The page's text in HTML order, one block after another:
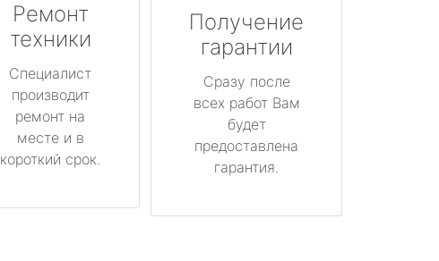
Ремонт
техники
Специалист
производит
ремонт на
месте и в
короткий срок.
Получение
гарантии
Сразу после
всех работ Вам
будет
предоставлена
гарантия.